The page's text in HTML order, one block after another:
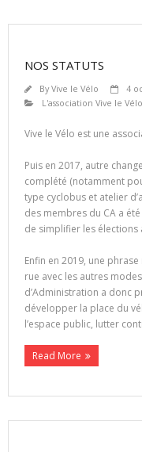
NOS STATUTS
ByVive le Vélo
4
L'association Vive le Vélo
Vive le Vélo est une
Puis en 2017, autre
complété (notamment
type cyclobus et atelier
des membres du CA a
de simplifier les élections
Enfin en 2019, une
rue avec les autres
d’Administration a donc
développer la place du
l’espace public, lutter
Read More